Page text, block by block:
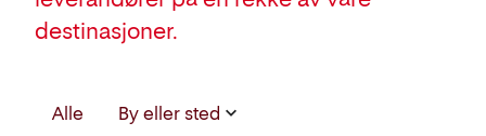
destinasjoner.
Velg
Alle By eller sted